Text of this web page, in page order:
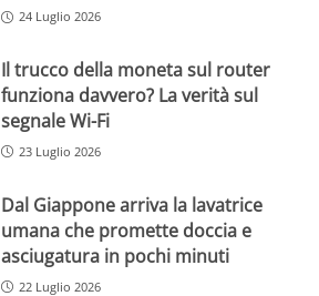
24 Luglio 2026
Il trucco della moneta sul router
funziona davvero? La verità sul
segnale Wi-Fi
23 Luglio 2026
Dal Giappone arriva la lavatrice
umana che promette doccia e
asciugatura in pochi minuti
22 Luglio 2026